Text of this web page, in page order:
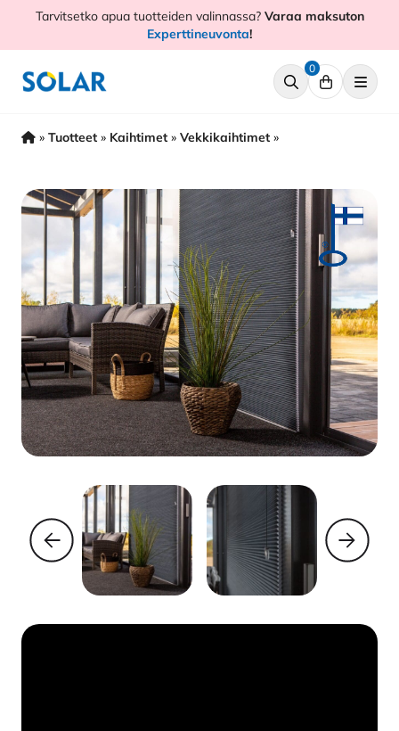
HyppääTarvitsetko apua tuotteiden valinnassa?Varaa maksuton
Experttineuvonta!
0
» Tuotteet » Kaihtimet » Vekkikaihtimet »